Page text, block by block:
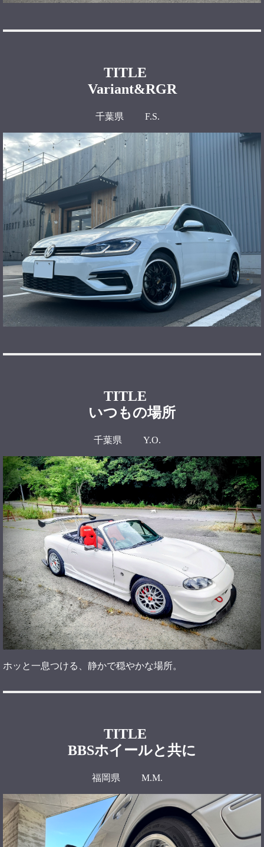
TITLE
Variant&RGR
千葉県 F.S.
TITLE
いつもの場所
千葉県 Y.O.
ホッと一息つける、静かで穏やかな場所。
TITLE
BBSホイールと共に
福岡県 M.M.